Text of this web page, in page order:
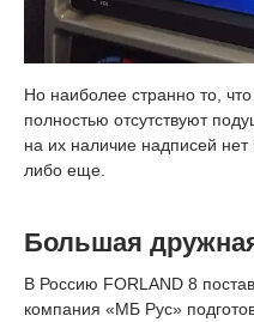
Но наиболее странно то,
полностью отсутствуют
на их наличие надписей
либо еще.
Большая
В Россию FORLAND 8
компания «МБ Рус»